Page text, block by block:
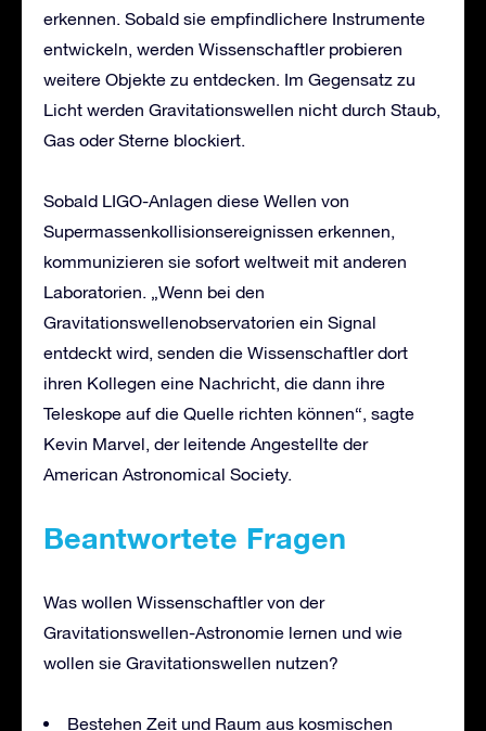
erkennen. Sobald sie empfindlichere Instrumente
entwickeln, werden Wissenschaftler probieren
weitere Objekte zu entdecken. Im Gegensatz zu
Licht werden Gravitationswellen nicht durch Staub,
Gas oder Sterne blockiert.
Sobald LIGO-Anlagen diese Wellen von
Supermassenkollisionsereignissen erkennen,
kommunizieren sie sofort weltweit mit anderen
Laboratorien. „Wenn bei den
Gravitationswellenobservatorien ein Signal
entdeckt wird, senden die Wissenschaftler dort
ihren Kollegen eine Nachricht, die dann ihre
Teleskope auf die Quelle richten können“, sagte
Kevin Marvel, der leitende Angestellte der
American Astronomical Society.
Beantwortete Fragen
Was wollen Wissenschaftler von der
Gravitationswellen-Astronomie lernen und wie
wollen sie Gravitationswellen nutzen?
Bestehen Zeit und Raum aus kosmischen